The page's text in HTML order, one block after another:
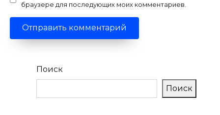
браузере для последующих моих комментариев.
Поиск
Поиск